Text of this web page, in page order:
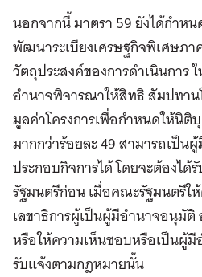
นอกจากนี้ มาตรา 59 ยังได้กำหน
พัฒนาระเบียงเศรษฐกิจพิเศษภา
วัตถุประสงค์ของการดำเนินการ
อำนาจพิจารณาให้สิทธิ สัมปทา
มูลค่าโครงการเพื่อกำหนดให้นิ
มากกว่าร้อยละ 49 สามารถเป็น
ประกอบกิจการได้ โดยจะต้องไ
รัฐมนตรีก่อน เมื่อคณะรัฐมนตรีใ
เลขาธิการผู้เป็นผู้มีอำนาจอนุ
หรือให้ความเห็นชอบหรือเป็นผู้
รับแจ้งตามกฎหมายนั้น